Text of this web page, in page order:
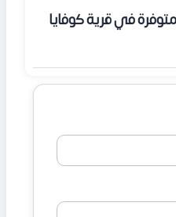
في قرية كوفايا
تبدأ مساحات الاستوديوهات من 56 متر مربع، وتصل